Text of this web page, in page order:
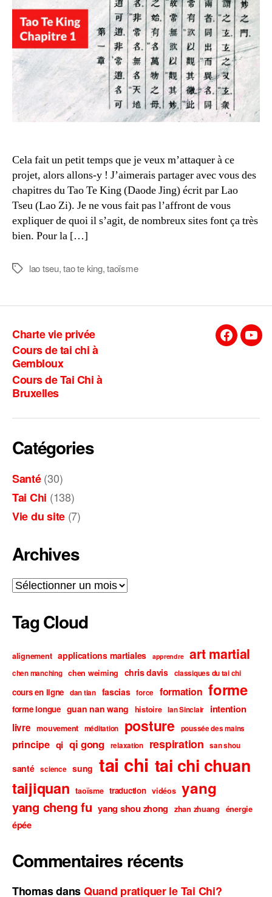
1
Cela fait un petit temps que je veux m’attaquer à ce
projet, alors allons-y ! J’aimerais partager avec vous des
chapitres du Tao Te King (Daode Jing) écrit par Lao
Tseu (Lao Zi). Je ne vous fait pas l’affront de vous
expliquer de quoi il s’agit, de nombreux sites font ça très
bien. Pour la […]
Étiquettes
lao tseu,tao te king,taoïsme
Charte vie privée
Cours de tai chi à
Gembloux
Cours de Tai Chi à
Bruxelles
Facebook
Catégories
Santé(30)
Tai Chi (138)
Vie du site (7)
Archives
Archives
Tag Cloud
alignement applications martiales apprendre art martial
chen manching chen weiming chris davis classiques du tai chi
cours en ligne dan tian fascias force formation forme
forme longue guan nan wang histoire Ian Sinclair
intention
livre mouvement méditation posture poussée des mains
principe qi qi gong relaxation respiration san shou
santé science sung tai chi tai chi chuan
taijiquan taoïsme traduction vidéos yang
yang cheng fu yang shou zhong zhan zhuang énergie
épée
Commentaires récents
ThomasdansQuand pratiquer le Tai Chi?